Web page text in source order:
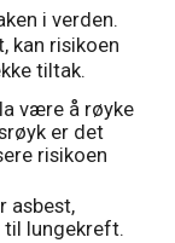
i verden.
kan risikoen
tiltak.
være å røyke
er det
risikoen
asbest,
til lungekreft.